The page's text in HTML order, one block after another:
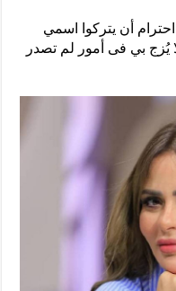
أن يتركوا اسمي
يُزج بي فى أمور لم تصدر